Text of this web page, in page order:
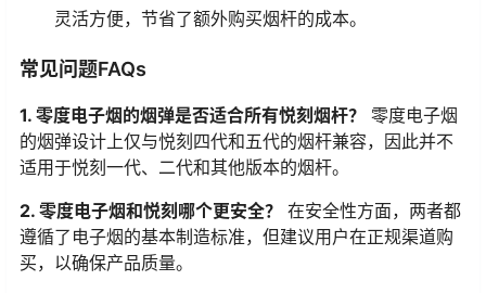
灵活方便，节省了额外购买烟杆的成本。
常见问题FAQs
1. 零度电子烟的烟弹是否适合所有悦刻烟杆？
零度电子烟
的烟弹设计上仅与悦刻四代和五代的烟杆兼容，因此并不
适用于悦刻一代、二代和其他版本的烟杆。
2. 零度电子烟和悦刻哪个更安全？
在安全性方面，两者都
遵循了电子烟的基本制造标准，但建议用户在正规渠道购
买，以确保产品质量。